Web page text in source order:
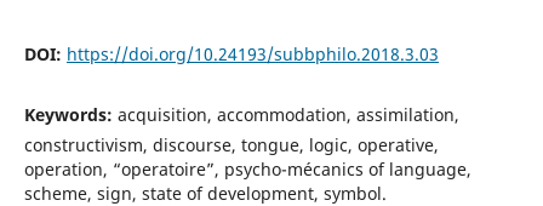
DOI: https://doi.org/10.24193/subbphilo.2018.3.03
Keywords: acquisition, accommodation, assimilation,
constructivism, discourse, tongue, logic, operative,
operation, “operatoire”, psycho-mécanics of language,
scheme, sign, state of development, symbol.